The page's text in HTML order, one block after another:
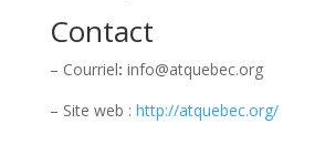
Contact
– Courriel: info@atquebec.org
– Site web : http://atquebec.org/